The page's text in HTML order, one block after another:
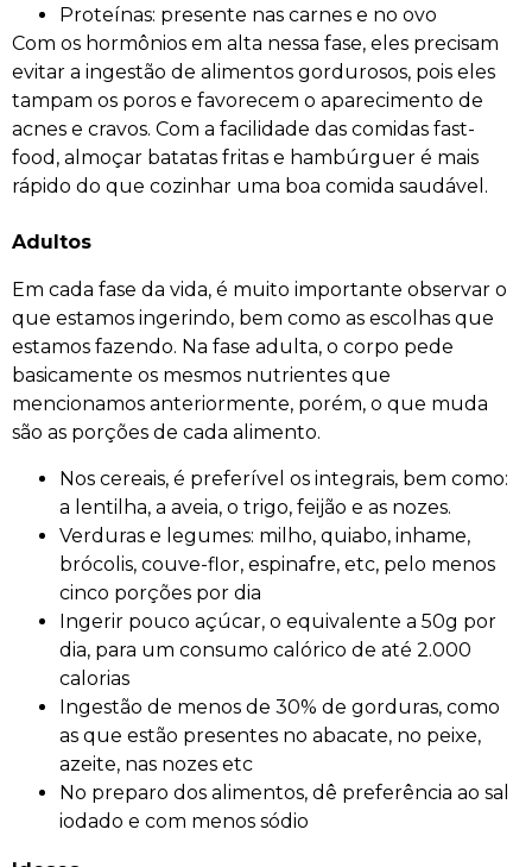
Proteínas: presente nas carnes e no ovo
Com os hormônios em alta nessa fase, eles precisam
evitar a ingestão de alimentos gordurosos, pois eles
tampam os poros e favorecem o aparecimento de
acnes e cravos. Com a facilidade das comidas fast-
food, almoçar batatas fritas e hambúrguer é mais
rápido do que cozinhar uma boa comida saudável.
Adultos
Em cada fase da vida, é muito importante observar o
que estamos ingerindo, bem como as escolhas que
estamos fazendo. Na fase adulta, o corpo pede
basicamente os mesmos nutrientes que
mencionamos anteriormente, porém, o que muda
são as porções de cada alimento.
Nos cereais, é preferível os integrais, bem como:
a lentilha, a aveia, o trigo, feijão e as nozes.
Verduras e legumes: milho, quiabo, inhame,
brócolis, couve-flor, espinafre, etc, pelo menos
cinco porções por dia
Ingerir pouco açúcar, o equivalente a 50g por
dia, para um consumo calórico de até 2.000
calorias
Ingestão de menos de 30% de gorduras, como
as que estão presentes no abacate, no peixe,
azeite, nas nozes etc
No preparo dos alimentos, dê preferência ao sal
iodado e com menos sódio